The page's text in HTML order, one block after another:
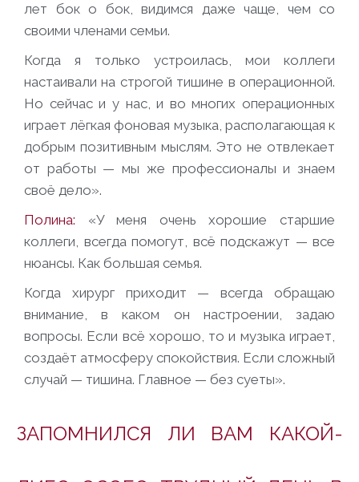
лет бок о бок, видимся даже чаще, чем со
своими членами семьи.
Когда я только устроилась, мои коллеги
настаивали на строгой тишине в операционной.
Но сейчас и у нас, и во многих операционных
играет лёгкая фоновая музыка, располагающая к
добрым позитивным мыслям. Это не отвлекает
от работы — мы же профессионалы и знаем
своё дело».
Полина: «У меня очень хорошие старшие
коллеги, всегда помогут, всё подскажут — все
нюансы. Как большая семья.
Когда хирург приходит — всегда обращаю
внимание, в каком он настроении, задаю
вопросы. Если всё хорошо, то и музыка играет,
создаёт атмосферу спокойствия. Если сложный
случай — тишина. Главное — без суеты».
ЗАПОМНИЛСЯ ЛИ ВАМ КАКОЙ-